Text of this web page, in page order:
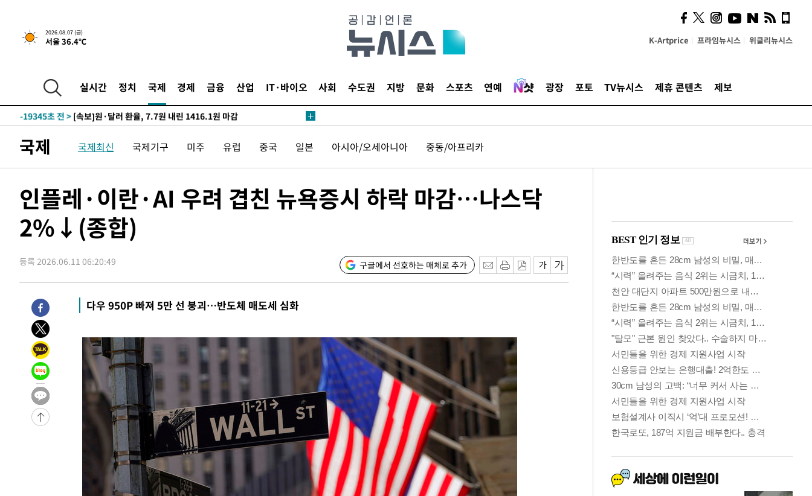
2026.08.07 (금)
서울 36.4℃ K-Artprice 프라임뉴시스 위클리뉴시스
실시간 정치 국제 경제 금융 산업 IT·바이오 사회 수도권 지방 문화 스포츠 연예 광장 포토 TV뉴시스 제휴 콘텐츠 제보
-23569초 전 >SK하이닉스, 용인·청주 팹에 54조 투자…"AI 메모리 수요 선제 대
응"
-20425초 전 >여자배구 이재영·이다영 자매, 아제르바이잔 투란VC 입단
-19412초 전 >
[속보]코스닥, 2.86포인트(0.36%) 내린 798.81마감
-19365초 전 >
-19345초 전 > [속보]원·달러 환율, 7.7원 내린 1416.1원 마감
-16324초 전 >
[속보]종합특검, '계엄 수용공간 확보' 신용해 前교정본부장 기소
-15197초 전 >외신들도 주목한 韓축구 파문…"국민적 공분에 수사 재개"
-14190초 전 >[속보]규제합리화위원회 부위원장에 김태유 서울대 공대 교수…이
-10548초 전 >
[속보]국힘 윤리위, '돌려차기 발언' 진종오·서범수 징계 절차 개시
-5873초 전 >[속보] 7월 중국 수출 23.9%↑ 수입 27.5%↑…무역총액 25.3%↑
-2899초 전 >[속보]종합특검, '관저이전 봐주기 감사' 유병호 구속기소
8분 전 >민주 콩고 에볼라환자 4천명 돌파, 4053명 발생 1850명 사망
-27385초 전 >
"낮 기온 소폭 하락"…수도권 폭염중대경보, 폭염경보로 하향
-27349초 전 >
선포
-27312초 전 >
[단독]중수청 지원 검사들, 정원 초과 시 낮은 계급 임용…희망지 못
갈 수도
-25283초 전 >
낮 최고 37도 찜통더위…곳곳 소나기·강원 많은 비[내일날씨]
-23589초 전 >
SK하이닉스, 용인·청주 팹에 54조 투자…"AI 메모리 수요 선제 대
-20445초 전 >
여자배구 이재영·이다영 자매, 아제르바이잔 투란VC 입단
-19698초 전 >
외국인 심판 성 접대 7경기 들여다보니…한국 축구 '5승 2무'
-19432초 전 >
[속보]코스닥, 2.86포인트(0.36%) 내린 798.81마감
[속보]코스피, 6200선 약보합…0.60% 내린 6258.77에 마쳐
[속보]원·달러 환율, 7.7원 내린 1416.1원 마감
[속보] 노원서 40.1도 관측…서울, 2018년 이후 첫 40도
[속보]종합특검, '계엄 수용공간 확보' 신용해 前교정본부장 기소
국제 국제최신 국제기구 미주 유럽 중국 일본 아시아/오세아니아 중동/아프리카
인플레·이란·AI 우려 겹친 뉴욕증시 하락 마감…나스닥
2%↓(종합)
등록 2026.06.11 06:20:49 구글에서 선호하는 매체로 추가
다우 950P 빠져 5만 선 붕괴…반도체 매도세 심화
시, 스마트폰 액세서리에
NFC 더했다